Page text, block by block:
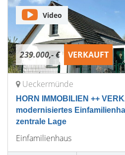
239.000,- € VERKAUFT
Video
Ueckermünde
HORN IMMOBILIEN ++
modernisiertes
zentrale Lage
Einfamilienhaus